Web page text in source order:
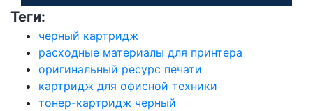
Теги:
черный картридж
расходные материалы для принтера
оригинальный ресурс печати
картридж для офисной техники
тонер-картридж черный